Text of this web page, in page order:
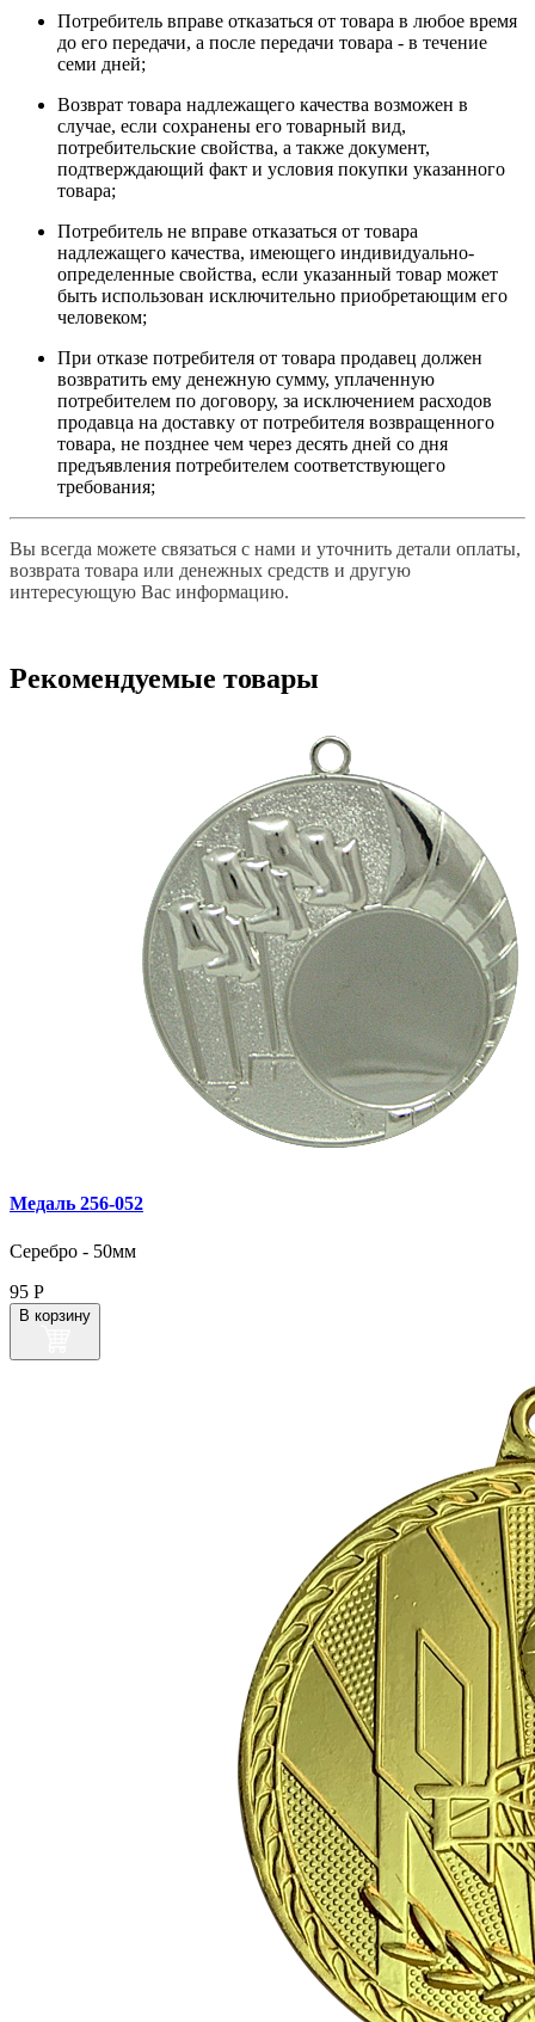
Потребитель вправе отказаться от товара в любое время
до его передачи, а после передачи товара - в течение
семи дней;
Возврат товара надлежащего качества возможен в
случае, если сохранены его товарный вид,
потребительские свойства, а также документ,
подтверждающий факт и условия покупки указанного
товара;
Потребитель не вправе отказаться от товара
надлежащего качества, имеющего индивидуально-
определенные свойства, если указанный товар может
быть использован исключительно приобретающим его
человеком;
При отказе потребителя от товара продавец должен
возвратить ему денежную сумму, уплаченную
потребителем по договору, за исключением расходов
продавца на доставку от потребителя возвращенного
товара, не позднее чем через десять дней со дня
предъявления потребителем соответствующего
требования;
Вы всегда можете связаться с нами и уточнить детали оплаты,
возврата товара или денежных средств и другую
интересующую Вас информацию.
Рекомендуемые товары
Медаль 256‑052
Серебро - 50мм
95 Р
В корзину